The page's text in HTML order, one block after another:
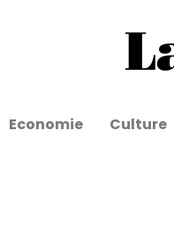
Economie Culture